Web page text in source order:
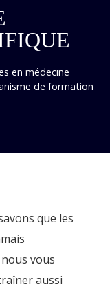
en médecine
de formation
que les
nous vous
aussi